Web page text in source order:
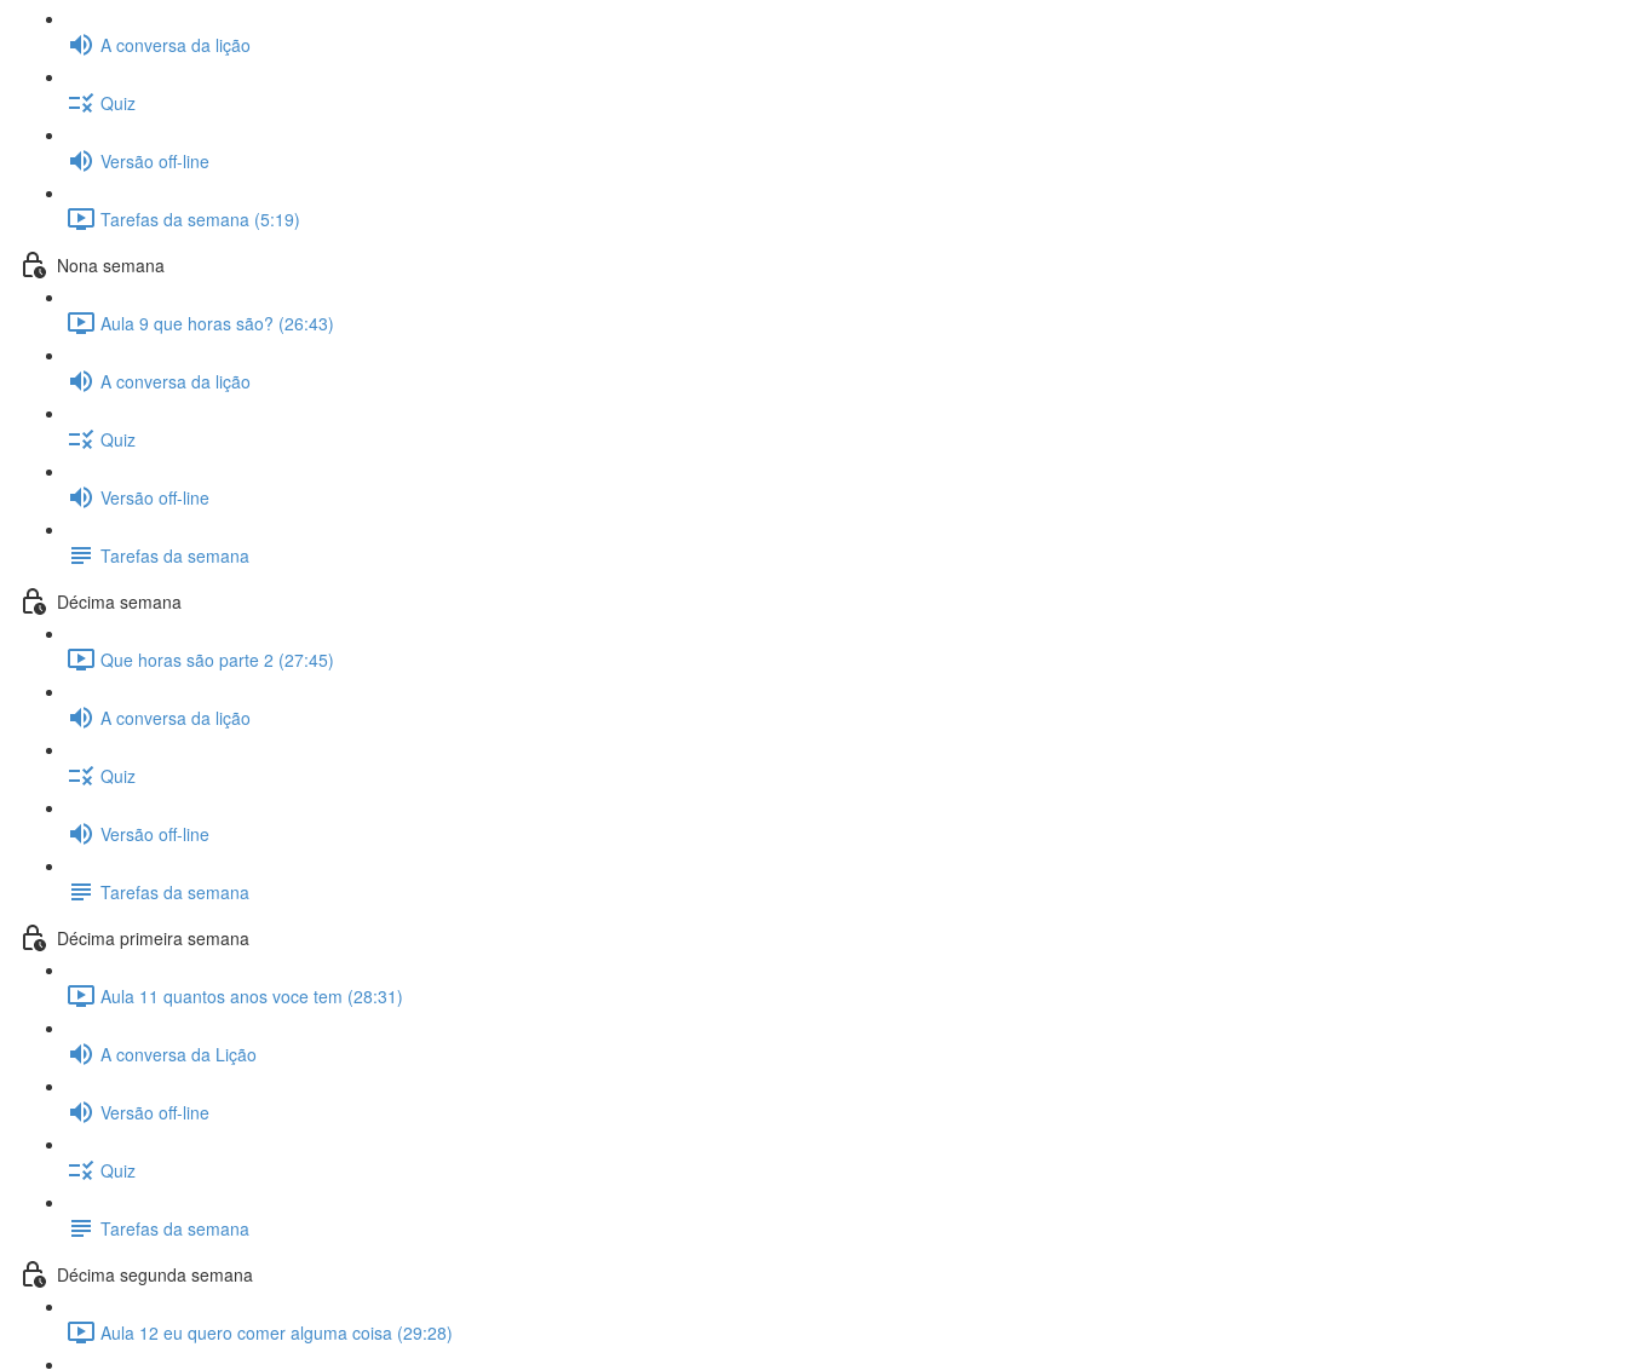
A conversa da lição
Quiz
Versão off-line
Tarefas da semana (5:19)
Nona semana
Aula 9 que horas são? (26:43)
A conversa da lição
Quiz
Versão off-line
Tarefas da semana
Décima semana
Que horas são parte 2 (27:45)
A conversa da lição
Quiz
Versão off-line
Tarefas da semana
Décima primeira semana
Aula 11 quantos anos voce tem (28:31)
A conversa da Lição
Versão off-line
Quiz
Tarefas da semana
Décima segunda semana
Aula 12 eu quero comer alguma coisa (29:28)